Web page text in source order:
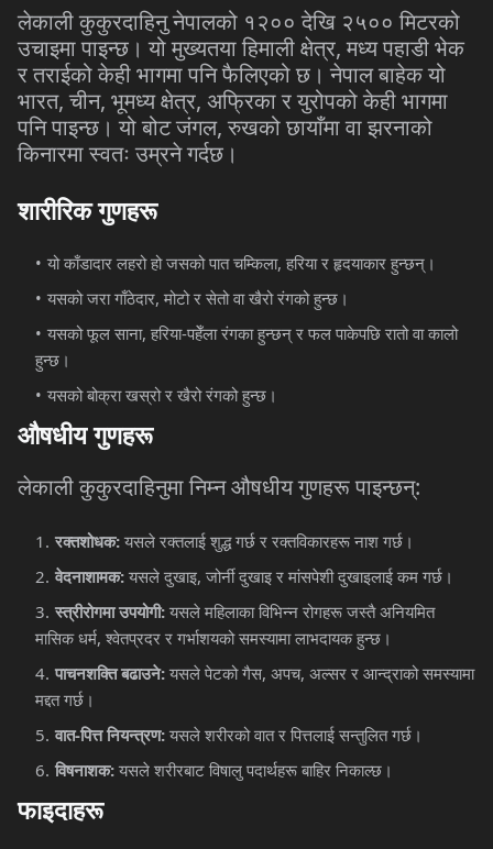
लेकालीकुकुरदाहिनुनेपालको १२०० देखि २५०० मिटरको
उचाइमापाइन्छ। योमुख्यतयाहिमालीक्षेत्र,मध्यपहाडीभेक
रतराईकोकेहीभागमापनिफैलिएकोछ। नेपालबाहेकयो
भारत,चीन, भूमध्यक्षेत्र, अफ्रिकारयुरोपकोकेहीभागमा
पनिपाइन्छ। योबोटजंगल,रुखकोछायाँमावाझरनाको
किनारमास्वतः उम्रनेगर्दछ।
शारीरिकगुणहरू
यो काँडादार लहरो हो जसको पात चम्किला, हरिया र हृदयाकार हुन्छन्।
यसको जरा गाँठेदार, मोटो र सेतो वा खैरो रंगको हुन्छ।
यसको फूल साना, हरिया-पहेँला रंगका हुन्छन् र फल पाकेपछि रातो वा कालो
हुन्छ।
यसको बोक्रा खस्रो र खैरो रंगको हुन्छ।
औषधीयगुणहरू
लेकालीकुकुरदाहिनुमानिम्नऔषधीयगुणहरूपाइन्छन्:
रक्तशोधक: यसले रक्तलाई शुद्ध गर्छ र रक्तविकारहरू नाश गर्छ।
वेदनाशामक: यसले दुखाइ, जोर्नी दुखाइ र मांसपेशी दुखाइलाई कम गर्छ।
स्त्रीरोगमा उपयोगी: यसले महिलाका विभिन्न रोगहरू जस्तै अनियमित
मासिक धर्म, श्वेतप्रदर र गर्भाशयको समस्यामा लाभदायक हुन्छ।
पाचनशक्ति बढाउने: यसले पेटको गैस, अपच, अल्सर र आन्द्राको समस्यामा
मद्दत गर्छ।
वात-पित्त नियन्त्रण: यसले शरीरको वात र पित्तलाई सन्तुलित गर्छ।
विषनाशक: यसले शरीरबाट विषालु पदार्थहरू बाहिर निकाल्छ।
फाइदाहरू